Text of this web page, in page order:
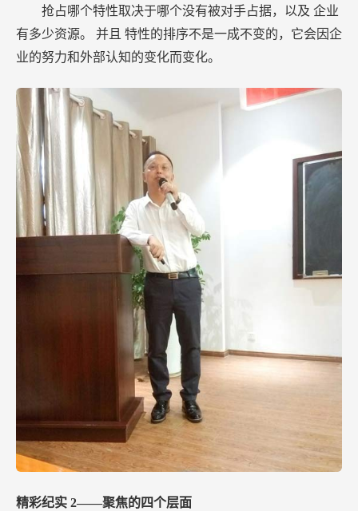
抢占哪个特性取决于哪个没有被对手占据，以及 企业
有多少资源。 并且 特性的排序不是一成不变的，它会因企
业的努力和外部认知的变化而变化。
精彩纪实 2——聚焦的四个层面